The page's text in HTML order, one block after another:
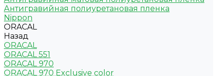
Антигравийная полиуретановая пленка
Nippon
ORACAL
Назад
ORACAL
ORACAL 551
ORACAL 970
ORACAL 970 Exclusive color